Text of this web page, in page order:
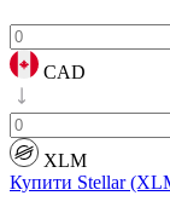
CAD
XLM
Купити Stellar